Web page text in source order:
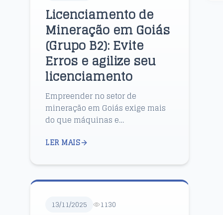
Licenciamento de
Mineração em Goiás
(Grupo B2): Evite
Erros e agilize seu
licenciamento
Empreender no setor de
mineração em Goiás exige mais
do que máquinas e
O verdadeiro desafio começa
escavação: o licencia...
LER MAIS
13/11/2025 1130